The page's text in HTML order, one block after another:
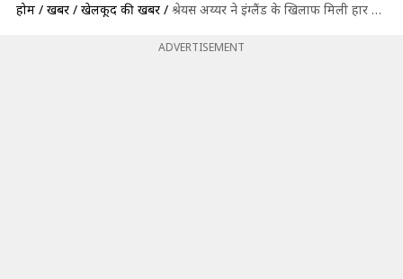
होम / खबरें / खेलकूद की खबरें / श्रेयस अय्यर ने इंग्लैंड के खिलाफ मिली हार को बताया बेहद खराब, जानिए क्या कहा
ADVERTISEMENT